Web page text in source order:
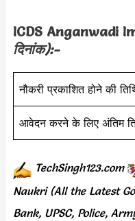
ICDS Anganwadi
दिनांक):-
नौकरी प्रकाशित होने की
आवेदन करने के लिए अंतिम
TechSingh123.com
Naukri (All the Latest
Bank, UPSC, Police,